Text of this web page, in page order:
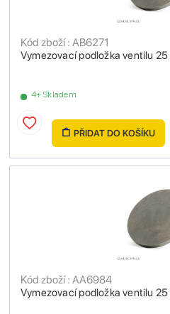
Vymezovací podložka ventilu
Kód zboží : AB6271
4+ Skladem
PŘIDAT DO KOŠÍKU
Vymezovací podložka ventilu
Kód zboží : AA6984